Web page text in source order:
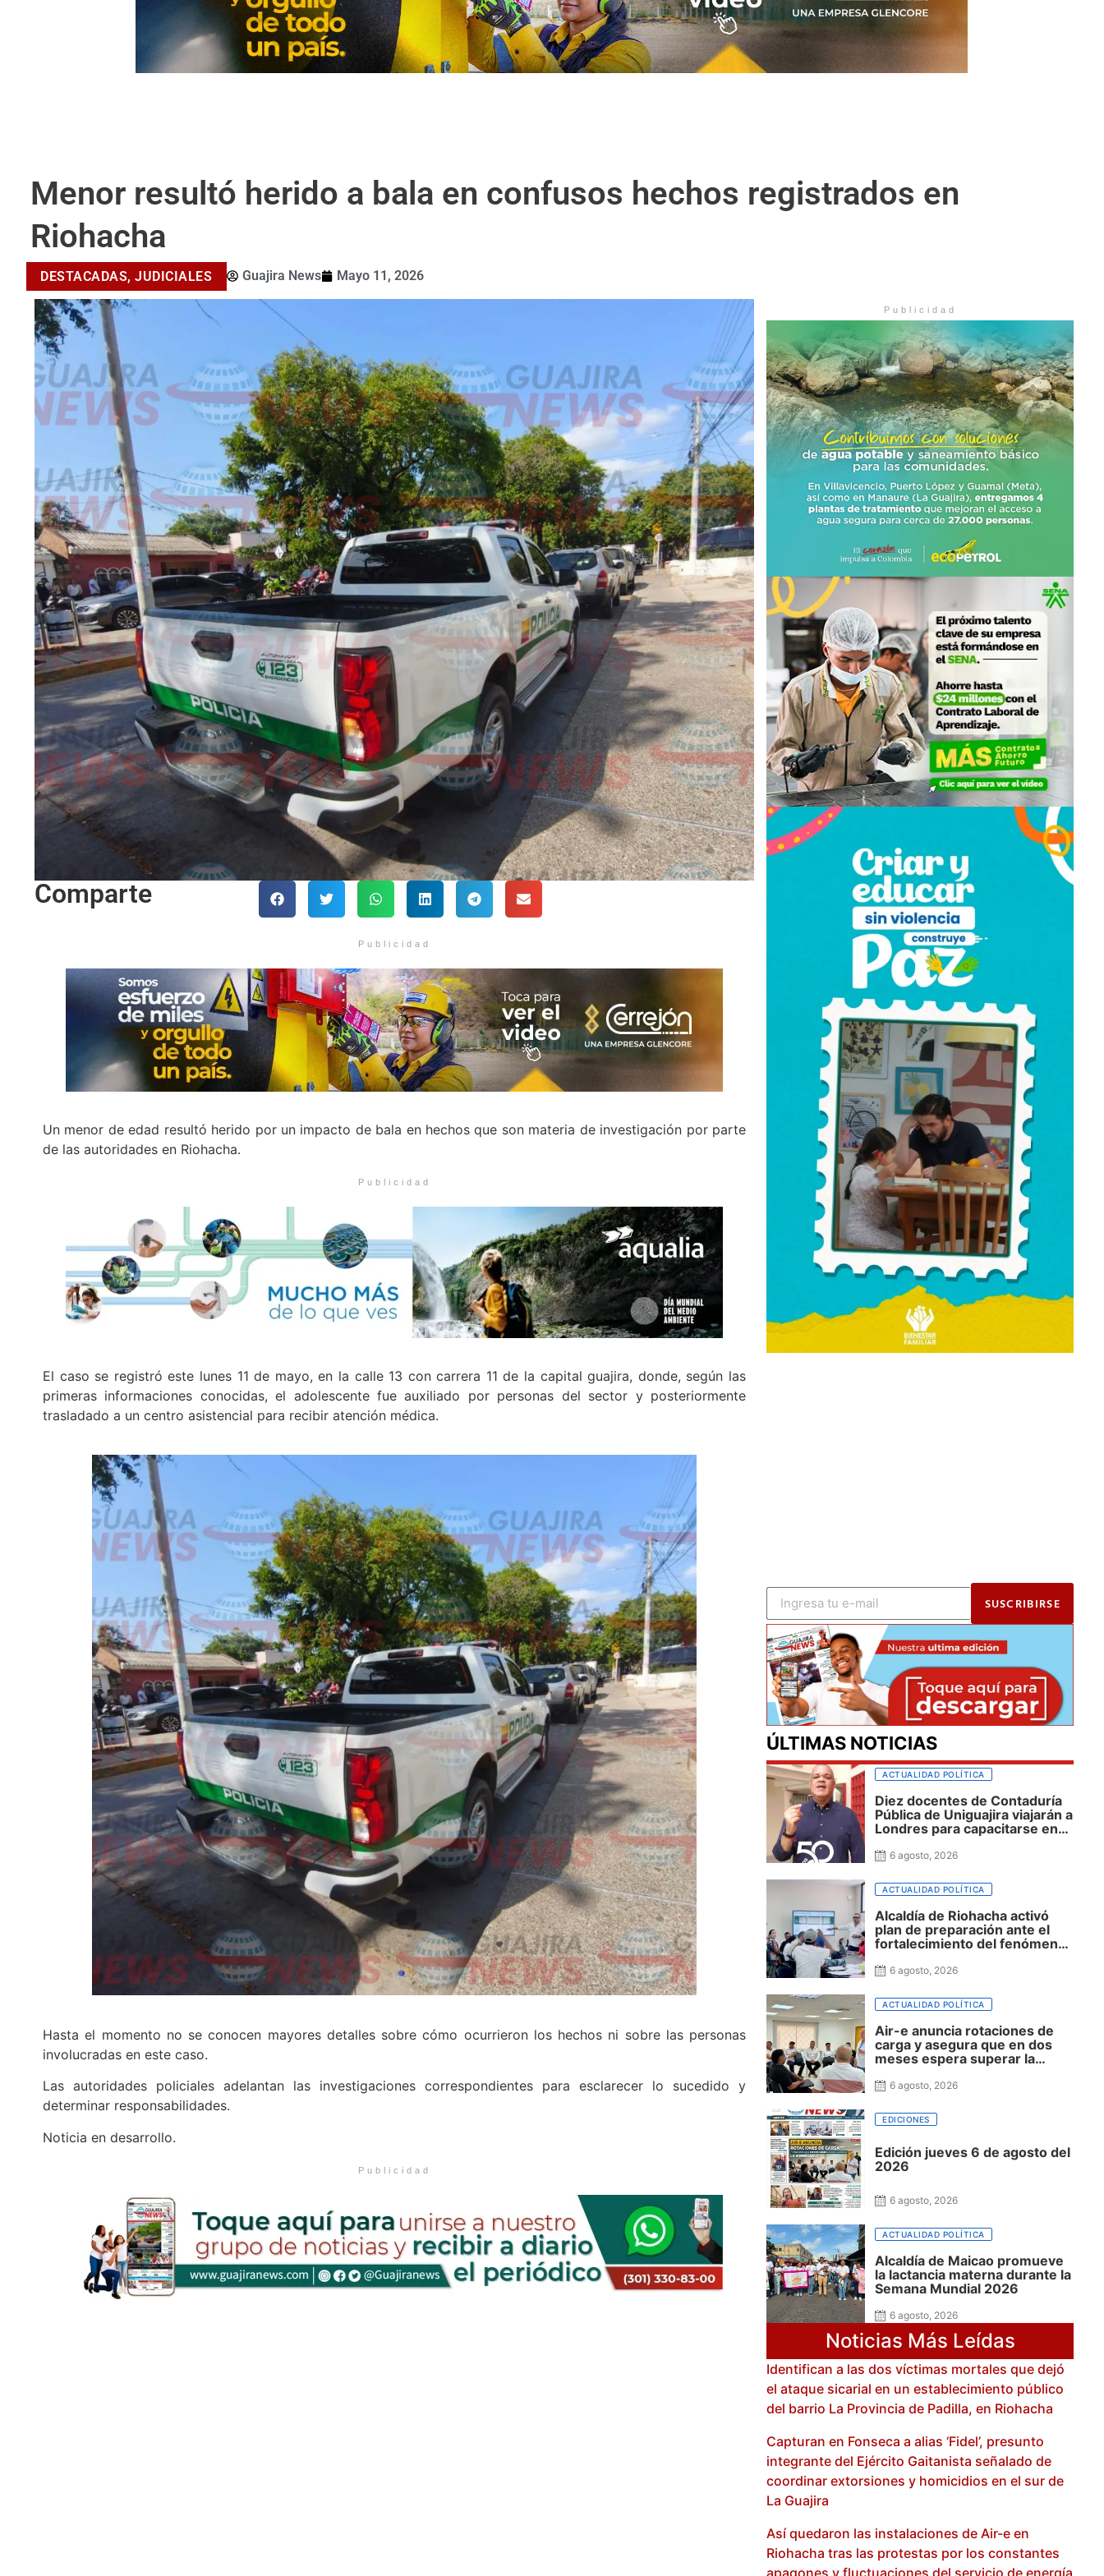
Menor resultó herido a bala en confusos hechos registrados en
Riohacha
DESTACADAS, JUDICIALES Guajira News Mayo 11, 2026
Comparte
Publicidad
Un menor de edad resultó herido por un impacto de bala en hechos que son materia de investigación por parte
de las autoridades en Riohacha.
Publicidad
El caso se registró este lunes 11 de mayo, en la calle 13 con carrera 11 de la capital guajira, donde, según las
primeras informaciones conocidas, el adolescente fue auxiliado por personas del sector y posteriormente
trasladado a un centro asistencial para recibir atención médica.
Hasta el momento no se conocen mayores detalles sobre cómo ocurrieron los hechos ni sobre las personas
involucradas en este caso.
Las autoridades policiales adelantan las investigaciones correspondientes para esclarecer lo sucedido y
determinar responsabilidades.
Noticia en desarrollo.
Publicidad
Publicidad
SUSCRIBIRSE
ÚLTIMAS NOTICIAS
ACTUALIDAD POLÍTICA
Diez docentes de Contaduría
Pública de Uniguajira viajarán a
Londres para capacitarse en
becas Álula Global
6 agosto, 2026
ACTUALIDAD POLÍTICA
Alcaldía de Riohacha activó
plan de preparación ante el
fortalecimiento del fenómeno
6 agosto, 2026
ACTUALIDAD POLÍTICA
Air-e anuncia rotaciones de
carga y asegura que en dos
meses espera superar la
Riohacha
6 agosto, 2026
EDICIONES
Edición jueves 6 de agosto del
2026
6 agosto, 2026
ACTUALIDAD POLÍTICA
Alcaldía de Maicao promueve
la lactancia materna durante la
Semana Mundial 2026
6 agosto, 2026
Noticias Más Leídas
Identifican a las dos víctimas mortales que dejó
el ataque sicarial en un establecimiento público
del barrio La Provincia de Padilla, en Riohacha
Capturan en Fonseca a alias ‘Fidel’, presunto
integrante del Ejército Gaitanista señalado de
coordinar extorsiones y homicidios en el sur de
La Guajira
Así quedaron las instalaciones de Air-e en
Riohacha tras las protestas por los constantes